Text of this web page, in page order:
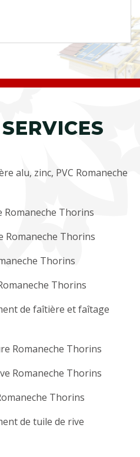
alu, zinc, PVC Romaneche
Thorins
Romaneche Thorins
Thorins
Thorins
de faîtière et faîtage
Romaneche Thorins
Romaneche Thorins
Thorins
de tuile de rive